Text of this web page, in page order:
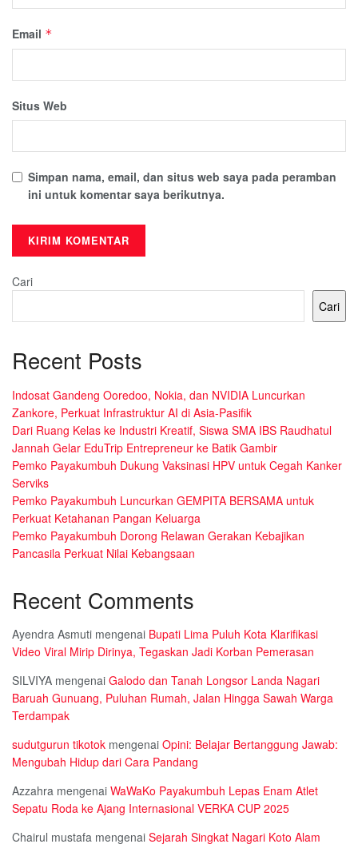
Email *
Situs Web
Simpan nama, email, dan situs web saya pada peramban
ini untuk komentar saya berikutnya.
Cari
Cari
Recent Posts
Indosat Gandeng Ooredoo, Nokia, dan NVIDIA Luncurkan
Zankore, Perkuat Infrastruktur AI di Asia-Pasifik
Dari Ruang Kelas ke Industri Kreatif, Siswa SMA IBS Raudhatul
Jannah Gelar EduTrip Entrepreneur ke Batik Gambir
Pemko Payakumbuh Dukung Vaksinasi HPV untuk Cegah Kanker
Serviks
Pemko Payakumbuh Luncurkan GEMPITA BERSAMA untuk
Perkuat Ketahanan Pangan Keluarga
Pemko Payakumbuh Dorong Relawan Gerakan Kebajikan
Pancasila Perkuat Nilai Kebangsaan
Recent Comments
Ayendra Asmuti mengenai Bupati Lima Puluh Kota Klarifikasi
Video Viral Mirip Dirinya, Tegaskan Jadi Korban Pemerasan
SILVIYA mengenai Galodo dan Tanah Longsor Landa Nagari
Baruah Gunuang, Puluhan Rumah, Jalan Hingga Sawah Warga
Terdampak
sudutgurun tikotok mengenai Opini: Belajar Bertanggung Jawab:
Mengubah Hidup dari Cara Pandang
Azzahra mengenai WaWaKo Payakumbuh Lepas Enam Atlet
Sepatu Roda ke Ajang Internasional VERKA CUP 2025
Chairul mustafa mengenai Sejarah Singkat Nagari Koto Alam